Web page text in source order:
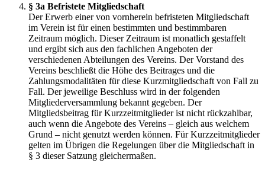
§ 3a Befristete Mitgliedschaft
Der Erwerb einer von vornherein befristeten Mitgliedschaft
im Verein ist für einen bestimmten und bestimmbaren
Zeitraum möglich. Dieser Zeitraum ist monatlich gestaffelt
und ergibt sich aus den fachlichen Angeboten der
verschiedenen Abteilungen des Vereins. Der Vorstand des
Vereins beschließt die Höhe des Beitrages und die
Zahlungsmodalitäten für diese Kurzmitgliedschaft von Fall zu
Fall. Der jeweilige Beschluss wird in der folgenden
Mitgliederversammlung bekannt gegeben. Der
Mitgliedsbeitrag für Kurzzeitmitglieder ist nicht rückzahlbar,
auch wenn die Angebote des Vereins – gleich aus welchem
Grund – nicht genutzt werden können. Für Kurzzeitmitglieder
gelten im Übrigen die Regelungen über die Mitgliedschaft in
§ 3 dieser Satzung gleichermaßen.